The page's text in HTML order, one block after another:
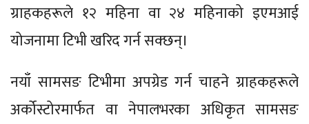
ग्राहकहरूले १२ महिना वा २४ महिनाको इएमआई
योजनामा टिभी खरिद गर्न सक्छन्।
नयाँ सामसङ टिभीमा अपग्रेड गर्न चाहने ग्राहकहरूले
अर्कोस्टोरमार्फत वा नेपालभरका अधिकृत सामसङ